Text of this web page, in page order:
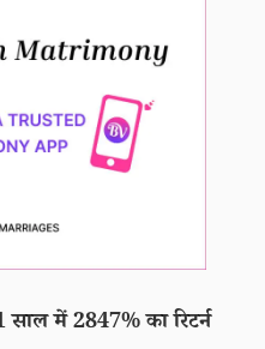
में 2847% का रिटर्न